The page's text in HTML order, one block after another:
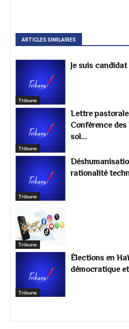
ARTICLES SIMILAIRES
Tribune
Je suis
Tribune
Lettre
Conférence
sol...
Tribune
rationalité
Tribune
Tribune
Élections en
démocratique